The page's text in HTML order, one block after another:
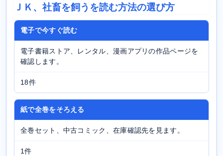
ＪＫ、社畜を飼うを読む方法の選び方
電子で今すぐ読む
電子書籍ストア、レンタル、漫画アプリの作品ページを
確認します。
18件
紙で全巻をそろえる
全巻セット、中古コミック、在庫確認先を見ます。
1件